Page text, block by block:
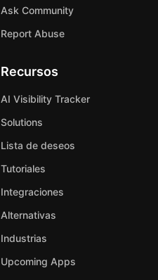
Ask Community
Report Abuse
Recursos
AI Visibility Tracker
Solutions
Lista de deseos
Tutoriales
Integraciones
Alternativas
Industrias
Upcoming Apps